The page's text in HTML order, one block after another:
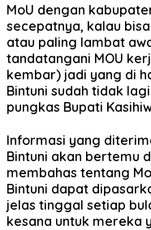
MoU dengan
secepatnya, kalau
atau paling lambat
tandatangani MOU
kembar) jadi yang di
Bintuni sudah tidak
pungkas Bupati
Informasi yang
Bintuni akan bertemu
membahas tentang
Bintuni dapat
jelas tinggal setiap
kesana untuk mereka